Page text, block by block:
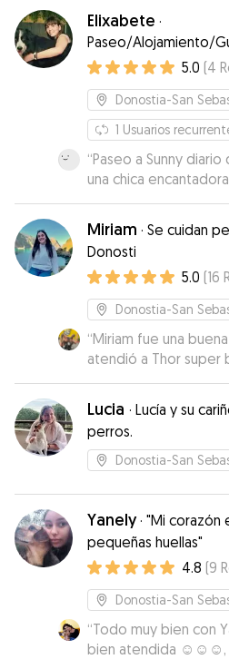
Elixabete ·
Paseo/Alojamiento/
5.0 (4
Donostia-San
1 Usuarios
“Paseo a Sunny diario
una chica
durante una semana!
quedamos muy
se le veía muy
Nosotros repetiremos
Miriam · Se cuidan
Donosti
5.0 (16
Donostia-San
“Miriam fue una
atendió a Thor super
veces.”
Lucia · Lucía y su
perros.
Donostia-San
Yanely· "Mi corazón
pequeñas huellas"
4.8 (9
Donostia-San
“Todo muy bien con
bien atendida ☺️☺️☺️,